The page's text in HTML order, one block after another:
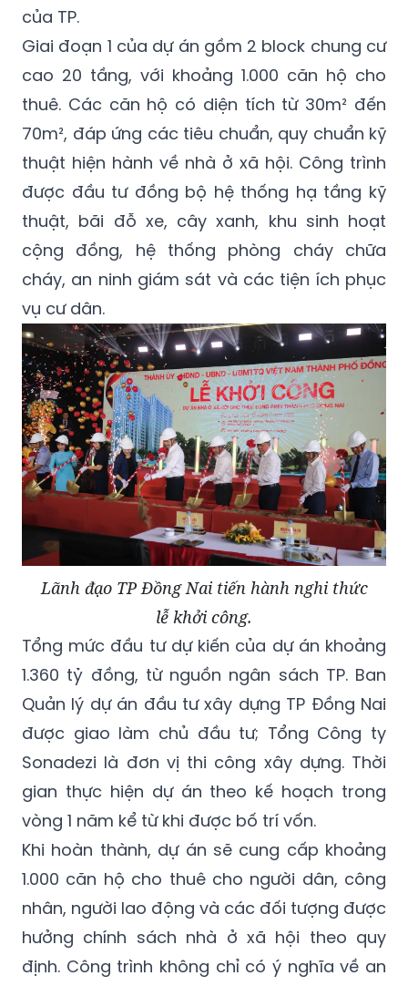
của TP.
Giai đoạn 1 của dự án gồm 2 block chung cư
cao 20 tầng, với khoảng 1.000 căn hộ cho
thuê. Các căn hộ có diện tích từ 30m² đến
70m², đáp ứng các tiêu chuẩn, quy chuẩn kỹ
thuật hiện hành về nhà ở xã hội. Công trình
được đầu tư đồng bộ hệ thống hạ tầng kỹ
thuật, bãi đỗ xe, cây xanh, khu sinh hoạt
cộng đồng, hệ thống phòng cháy chữa
cháy, an ninh giám sát và các tiện ích phục
vụ cư dân.
Lãnh đạo TP Đồng Nai tiến hành nghi thức
lễ khởi công.
Tổng mức đầu tư dự kiến của dự án khoảng
1.360 tỷ đồng, từ nguồn ngân sách TP. Ban
Quản lý dự án đầu tư xây dựng TP Đồng Nai
được giao làm chủ đầu tư; Tổng Công ty
Sonadezi là đơn vị thi công xây dựng. Thời
gian thực hiện dự án theo kế hoạch trong
vòng 1 năm kể từ khi được bố trí vốn.
Khi hoàn thành, dự án sẽ cung cấp khoảng
1.000 căn hộ cho thuê cho người dân, công
nhân, người lao động và các đối tượng được
hưởng chính sách nhà ở xã hội theo quy
định. Công trình không chỉ có ý nghĩa về an